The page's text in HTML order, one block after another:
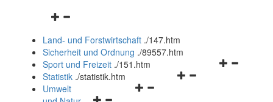
Navigationsmenü
und
schließen
Land- und Forstwirtschaft ./147.htm
Sicherheit und Ordnung ./89557.htm
Navigationsmenü
Sport und Freizeit ./151.htm
Navigationsmenü
Statistik ./statistik.htm
Navigationsmenü
Umwelt